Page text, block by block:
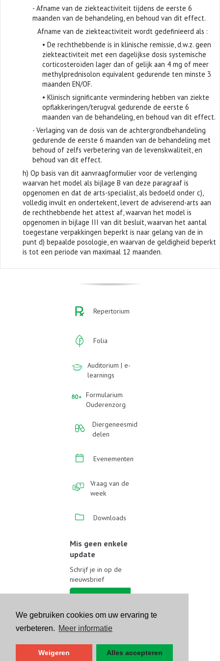
We gebruiken cookies om uw ervaring te
verbeteren. Meer informatie
Weigeren Alles accepteren
- Afname van de ziekteactiviteit tijdens de eerste 6
maanden van de behandeling, en behoud van dit effect.
Afname van de ziekteactiviteit wordt gedefinieerd als :
• De rechthebbende is in klinische remissie, d.w.z. geen
ziekteactiviteit met een dagelijkse dosis systemische
corticosteroïden lager dan of gelijk aan 4 mg of meer
methylprednisolon equivalent gedurende ten minste 3
maanden EN/OF.
• Klinisch significante vermindering hebben van ziekte
opflakkeringen/terugval gedurende de eerste 6
maanden van de behandeling, en behoud van dit effect.
- Verlaging van de dosis van de achtergrondbehandeling
gedurende de eerste 6 maanden van de behandeling met
behoud of zelfs verbetering van de levenskwaliteit, en
behoud van dit effect.
h) Op basis van dit aanvraagformulier voor de verlenging
waarvan het model als bijlage B van deze paragraaf is
opgenomen en dat de arts-specialist, als bedoeld onder c),
volledig invult en ondertekent, levert de adviserend-arts aan
de rechthebbende het attest af, waarvan het model is
opgenomen in bijlage III van dit besluit, waarvan het aantal
toegestane verpakkingen beperkt is naar gelang van de in
punt d) bepaalde posologie, en waarvan de geldigheid beperkt
is tot een periode van maximaal 12 maanden.
Repertorium
Folia
Auditorium | e-
learnings
Formularium
Ouderenzorg
Diergeneesmid
delen
Evenementen
Vraag van de
week
Downloads
Mis geen enkele
update
Schrijf je in op de
nieuwsbrief
Volg ons op sociale media